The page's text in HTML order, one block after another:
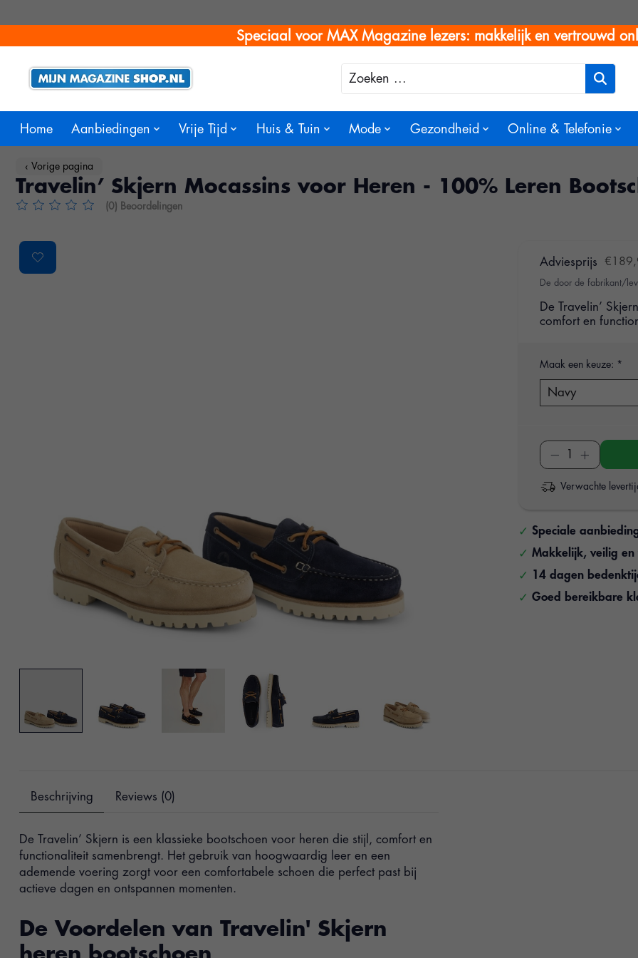
Speciaal voor MAX Magazine lezers: makkelijk en vertrouwd
Zoeken
Home Aanbiedingen Vrije Tijd Huis & Tuin Mode Gezondheid Online & Telefonie
‹ Vorige pagina
Travelin’ Skjern Mocassins voor Heren - 100% Leren
De beoordeling van dit product is0van de 5
(0) Beoordelingen
Product image slideshow Items
Adviesprijs
De door de fabrikant/
De Travelin’
comfort en
Maak een keuze: *
Verwachte
Speciale
Makkelijk, veilig en
14 dagen
Goed bereikbare
Beschrijving Reviews (0)
De Travelin’ Skjern is een klassieke bootschoen voor heren die stijl, comfort en
functionaliteit samenbrengt. Het gebruik van hoogwaardig leer en een
ademende voering zorgt voor een comfortabele schoen die perfect past bij
actieve dagen en ontspannen momenten.
De Voordelen van Travelin' Skjern